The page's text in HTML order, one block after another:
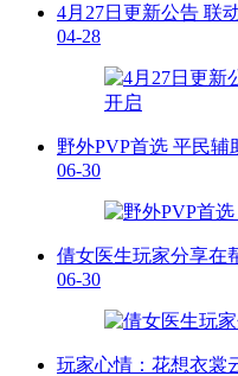
4月27日更新公告 联
04-28
野外PVP首选 平民辅
06-30
倩女医生玩家分享在
06-30
玩家心情：花想衣裳